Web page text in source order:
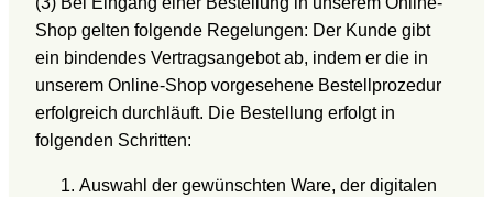
Shop gelten folgende Regelungen: Der Kunde gibt
ein bindendes Vertragsangebot ab, indem er die in
unserem Online-Shop vorgesehene Bestellprozedur
erfolgreich durchläuft. Die Bestellung erfolgt in
folgenden Schritten:
Auswahl der gewünschten Ware, der digitalen